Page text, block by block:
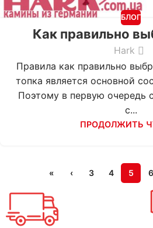
БЛОГ
Как правильно
Hark
Правила как правильно
топка является основной
Поэтому в первую очередь
c...
ПРОДОЛЖИТЬ
« ‹ 3 4 5 6